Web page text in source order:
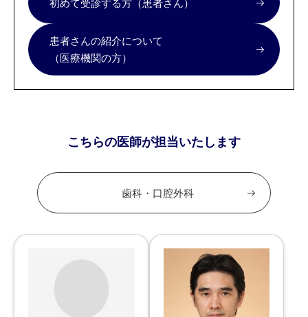
患者さんの紹介について
（医療機関の方）
こちらの医師が担当いたします
歯科・口腔外科